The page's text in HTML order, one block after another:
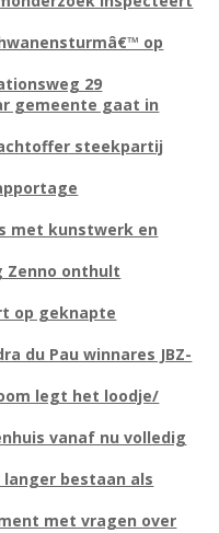
op
29
gemeente gaat in
steekpartij
met kunstwerk en
Zenno onthult
op geknapte
du Pau winnares JBZ-
legt het loodje/
vanaf nu volledig
bestaan als
met vragen over